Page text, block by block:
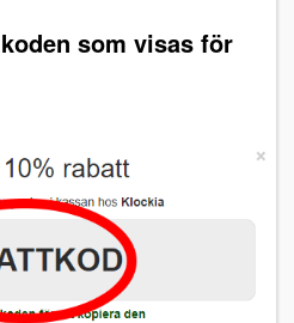
som visas för